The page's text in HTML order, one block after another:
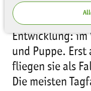
Schmetterlinge
Sie durchleben
Entwicklung: im
und Puppe. Erst
fliegen sie als
Die meisten